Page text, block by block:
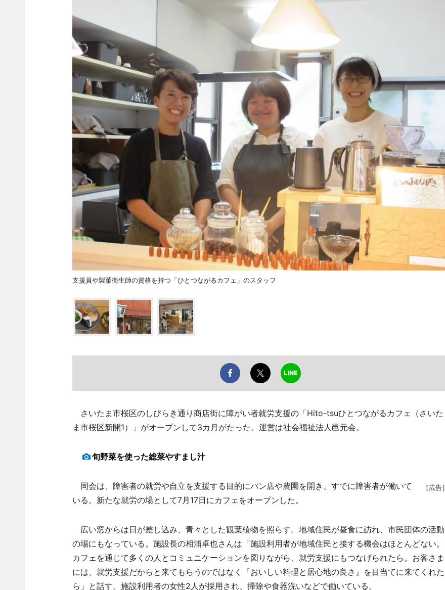
支援員や製菓衛生師の資格を持つ「ひとつながるカフェ」のスタッフ
さいたま市桜区のしびらき通り商店街に障がい者就労支援の「Hito-tsuひとつながるカフェ（さいた
ま市桜区新開1）」がオープンして3カ月がたった。運営は社会福祉法人邑元会。
旬野菜を使った総菜やすまし汁
［広告］
同会は、障害者の就労や自立を支援する目的にパン店や農園を開き、すでに障害者が働いて
いる。新たな就労の場として7月17日にカフェをオープンした。
広い窓からは日が差し込み、青々とした観葉植物を照らす。地域住民が昼食に訪れ、市民団体の活動
の場にもなっている。施設長の相浦卓也さんは「施設利用者が地域住民と接する機会はほとんどない。
カフェを通じて多くの人とコミュニケーションを図りながら、就労支援にもつなげられたら。お客さま
には、就労支援だからと来てもらうのではなく『おいしい料理と居心地の良さ』を目当てに来てくれた
ら」と話す。施設利用者の女性2人が採用され、掃除や食器洗いなどで働いている。